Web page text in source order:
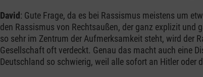
David: Gute Frage, da es bei Rassismus meistens um
den Rassismus von Rechtsaußen, der ganz explizit und
so sehr im Zentrum der Aufmerksamkeit steht, wird der
Gesellschaft oft verdeckt. Genau das macht auch eine
Deutschland so schwierig, weil alle sofort an Hitler oder